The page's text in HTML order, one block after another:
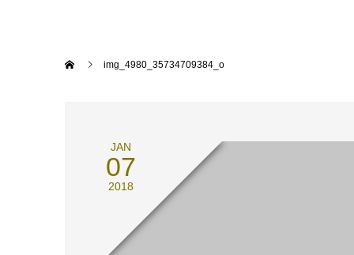
img_4980_35734709384_o
JAN
07
2018